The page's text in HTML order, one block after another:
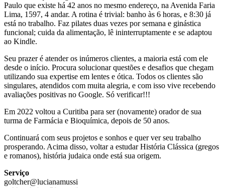
Paulo que existe há 42 anos no mesmo endereço, na Avenida Faria
Lima, 1597, 4 andar. A rotina é trivial: banho às 6 horas, e 8:30 já
está no trabalho. Faz pilates duas vezes por semana e ginástica
funcional; cuida da alimentação, lê ininterruptamente e se adaptou
ao Kindle.
Seu prazer é atender os inúmeros clientes, a maioria está com ele
desde o início. Procura solucionar questões e desafios que chegam
utilizando sua expertise em lentes e ótica. Todos os clientes são
singulares, atendidos com muita alegria, e com isso vive recebendo
avaliações positivas no Google. Só verificar!!!
Em 2022 voltou a Curitiba para ser (novamente) orador de sua
turma de Farmácia e Bioquímica, depois de 50 anos.
Continuará com seus projetos e sonhos e quer ver seu trabalho
prosperando. Acima disso, voltar a estudar História Clássica (gregos
e romanos), história judaica onde está sua origem.
Serviço
goltcher@lucianamussi